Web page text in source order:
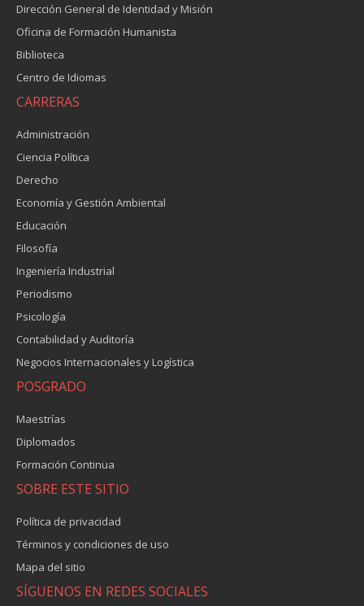
Dirección General de Identidad y Misión
Oficina de Formación Humanista
Biblioteca
Centro de Idiomas
CARRERAS
Administración
Ciencia Política
Derecho
Economía y Gestión Ambiental
Educación
Filosofía
Ingeniería Industrial
Periodismo
Psicología
Contabilidad y Auditoría
Negocios Internacionales y Logística
POSGRADO
Maestrías
Diplomados
Formación Continua
SOBRE ESTE SITIO
Política de privacidad
Términos y condiciones de uso
Mapa del sitio
SÍGUENOS EN REDES SOCIALES